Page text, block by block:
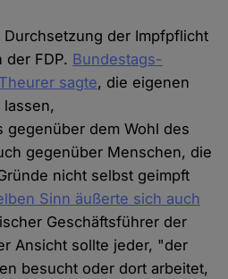
der Impfpflicht
der FDP. Bundestags-
sagte, die eigenen
dem Wohl des
gegenüber Menschen, die
nicht selbst geimpft
Sinn äußerte sich auch
Geschäftsführer der
Ansicht sollte jeder, "der
besucht oder dort arbeitet,